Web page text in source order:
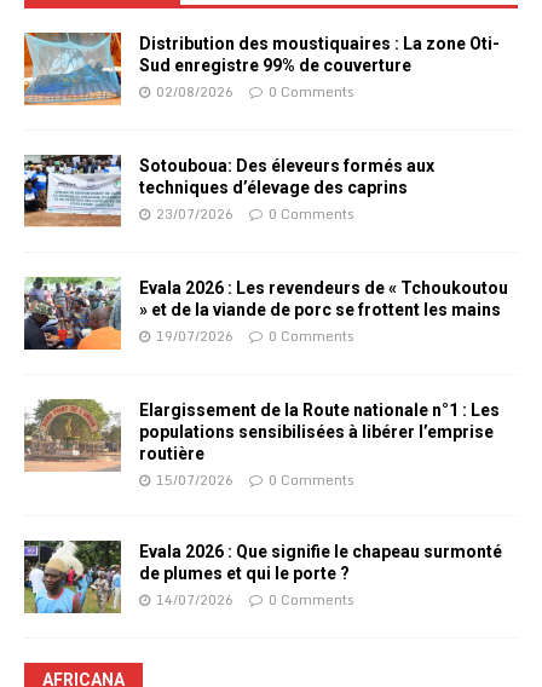
Distribution des moustiquaires : La zone Oti-
Sud enregistre 99% de couverture
02/08/2026 0 Comments
Sotouboua: Des éleveurs formés aux
techniques d’élevage des caprins
23/07/2026 0 Comments
Evala 2026 : Les revendeurs de « Tchoukoutou
» et de la viande de porc se frottent les mains
19/07/2026 0 Comments
Elargissement de la Route nationale n°1 : Les
populations sensibilisées à libérer l’emprise
routière
15/07/2026 0 Comments
Evala 2026 : Que signifie le chapeau surmonté
de plumes et qui le porte ?
14/07/2026 0 Comments
AFRICANA